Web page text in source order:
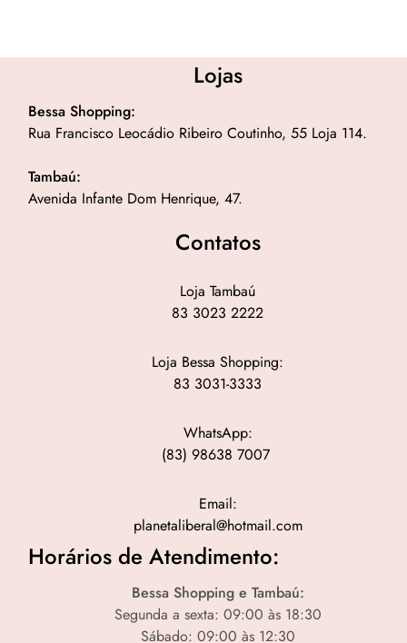
Lojas
Bessa Shopping:
Rua Francisco Leocádio Ribeiro Coutinho, 55 Loja 114.
Tambaú:
Avenida Infante Dom Henrique, 47.
Contatos
Loja Tambaú
83 3023 2222
Loja Bessa Shopping:
83 3031-3333
WhatsApp:
(83) 98638 7007
Email:
planetaliberal@hotmail.com
Horários de Atendimento:
Bessa Shopping e Tambaú:
Segunda a sexta: 09:00 às 18:30
Sábado: 09:00 às 12:30